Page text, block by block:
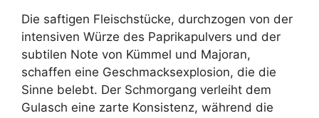
Die saftigen Fleischstücke, durchzogen von der
intensiven Würze des Paprikapulvers und der
subtilen Note von Kümmel und Majoran,
schaffen eine Geschmacksexplosion, die die
Sinne belebt. Der Schmorgang verleiht dem
Gulasch eine zarte Konsistenz, während die